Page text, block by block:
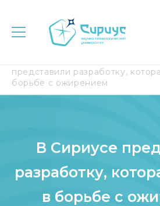
представили разработку,
борьбе с ожирением
В Сириусе
разработку,
в борьбе с